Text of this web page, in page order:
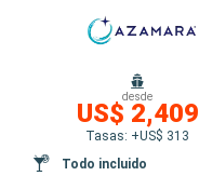
desde
US$ 2,409
Tasas: +US$ 313
Todo incluido